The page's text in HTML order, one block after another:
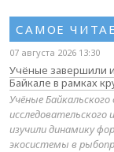
САМОЕ
07 августа 2026 13:30
Учёные завершили
Байкале в рамках
Учёные Байкальского
изучили динамику
экосистемы в